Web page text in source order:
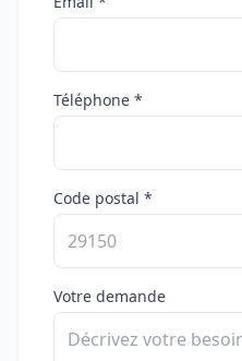
Téléphone *
Code postal *
Votre demande